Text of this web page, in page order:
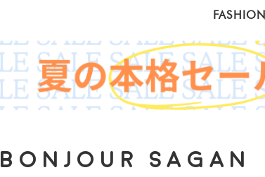
FASHION
BONJOUR SAGAN